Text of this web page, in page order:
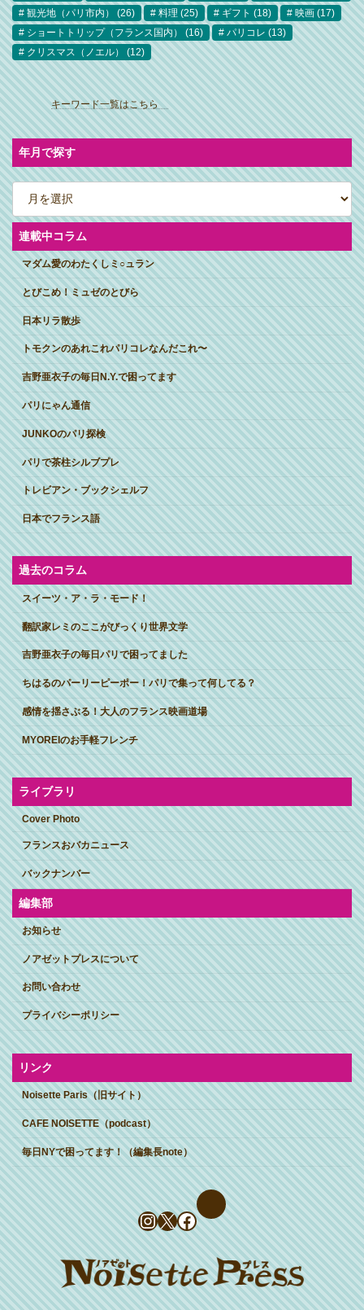
観光地（パリ市内）
(26) 料理 (25) ギフト (18) 映画 (17)
ショートトリップ（フランス国内）
(16) パリコレ (13)
クリスマス（ノエル）
(12)
ア
イ
コ
ン
リ
ン
ク
キーワード一覧はこちら
年月で探す
ア
ー
カ
イ
ブ連載中コラム
マダム愛のわたくしミ○ュラン
とびこめ！ミュゼのとびら
日本リラ散歩
トモクンのあれこれパリコレなんだこれ〜
吉野亜衣子の毎日N.Y.で困ってます
パリにゃん通信
JUNKOのパリ探検
パリで茶柱シルブプレ
トレビアン・ブックシェルフ
日本でフランス語
過去のコラム
スイーツ・ア・ラ・モード！
翻訳家レミのここがびっくり世界文学
吉野亜衣子の毎日パリで困ってました
ちはるのパーリーピーポー！パリで集って何してる？
感情を揺さぶる！大人のフランス映画道場
MYOREIのお手軽フレンチ
ライブラリ
Cover Photo
フランスおバカニュース
バックナンバー
編集部
お知らせ
ノアゼットプレスについて
お問い合わせ
プライバシーポリシー
リンク
Noisette Paris（旧サイト）
CAFE NOISETTE（podcast）
毎日NYで困ってます！（編集長note）
Instagram
X Facebook